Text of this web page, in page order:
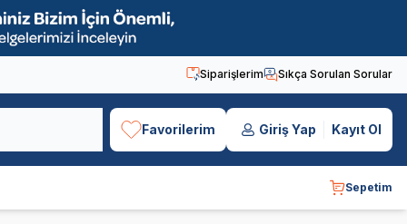
Siparişlerim Sıkça Sorulan Sorular
Favorilerim Giriş Yap Kayıt Ol
Sepetim